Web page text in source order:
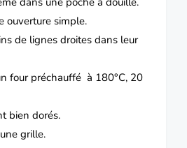
ouverture simple.
de lignes droites dans leur
four préchauffé à 180°C, 20
bien dorés.
grille.